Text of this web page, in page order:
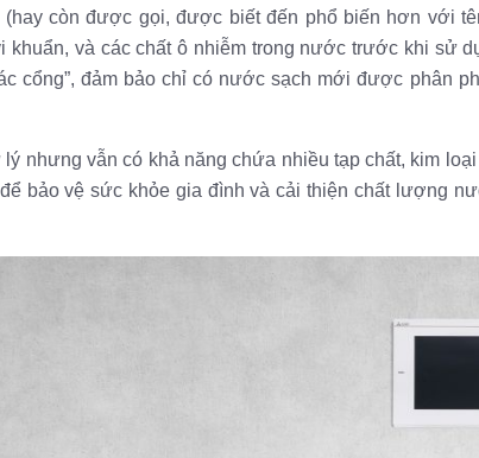
còn được gọi, được biết đến phổ biến hơn với
khuẩn, và các chất ô nhiễm trong nước trước khi sử
cổng”, đảm bảo chỉ có nước sạch mới được phân
nhưng vẫn có khả năng chứa nhiều tạp chất, kim
bảo vệ sức khỏe gia đình và cải thiện chất lượng